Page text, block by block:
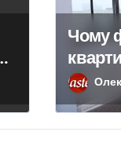
Чому